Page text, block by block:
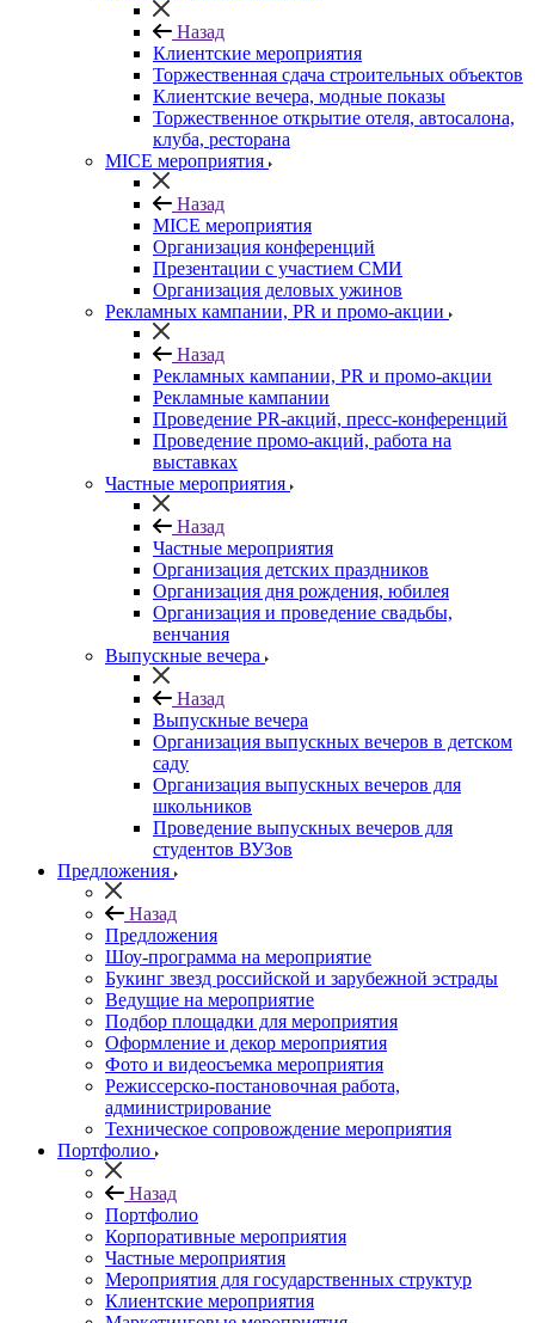
Назад
Клиентские мероприятия
Торжественная сдача строительных объектов
Клиентские вечера, модные показы
Торжественное открытие отеля, автосалона,
клуба, ресторана
MICE мероприятия
Назад
MICE мероприятия
Организация конференций
Презентации с участием СМИ
Организация деловых ужинов
Рекламных кампании, PR и промо-акции
Назад
Рекламных кампании, PR и промо-акции
Рекламные кампании
Проведение PR-акций, пресс-конференций
Проведение промо-акций, работа на
выставках
Частные мероприятия
Назад
Частные мероприятия
Организация детских праздников
Организация дня рождения, юбилея
Организация и проведение свадьбы,
венчания
Выпускные вечера
Назад
Выпускные вечера
Организация выпускных вечеров в детском
саду
Организация выпускных вечеров для
школьников
Проведение выпускных вечеров для
студентов ВУЗов
Предложения
Назад
Предложения
Шоу-программа на мероприятие
Букинг звезд российской и зарубежной эстрады
Ведущие на мероприятие
Подбор площадки для мероприятия
Оформление и декор мероприятия
Фото и видеосъемка мероприятия
Режиссерско-постановочная работа,
администрирование
Техническое сопровождение мероприятия
Портфолио
Назад
Портфолио
Корпоративные мероприятия
Частные мероприятия
Мероприятия для государственных структур
Клиентские мероприятия